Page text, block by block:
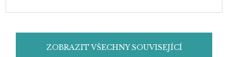
ZOBRAZIT VŠECHNY SOUVISEJÍCÍ